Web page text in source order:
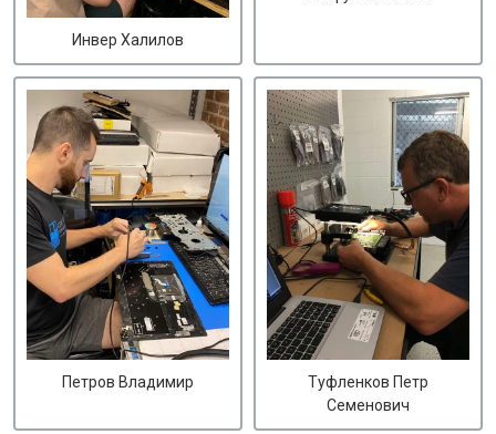
Инвер Халилов
Петров Владимир
Туфленков Петр
Семенович